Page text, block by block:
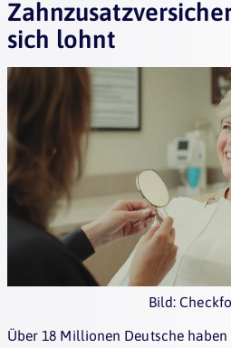
sich lohnt
Bild:
Über 18 Millionen Deutsche haben